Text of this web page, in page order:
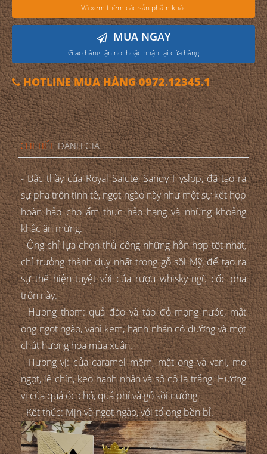
Và xem thêm các sản phẩm khác
MUA NGAY
Giao hàng tận nơi hoặc nhận tại cửa hàng
HOTLINE MUA HÀNG 0972.12345.1
CHI TIẾT ĐÁNH GIÁ
- Bậc thầy của Royal Salute, Sandy Hyslop, đã tạo ra
sự pha trộn tinh tê, ngọt ngào này như một sự kết họp
hoàn hảo cho ẩm thực hảo hạng và những khoảng
khắc ăn mừng.
- Ông chỉ lựa chọn thủ công những hỗn hợp tốt nhất,
chỉ trưởng thành duy nhất trong gỗ sồi Mỹ, để tạo ra
sự thể hiện tuyệt vời của rượu whisky ngũ cốc pha
trộn này.
- Hương thơm: quả đào và táo đỏ mọng nước, mật
ong ngọt ngào, vani kem, hạnh nhân có đường và một
chút hương hoa mùa xuân.
- Hương vị: của caramel mềm, mật ong và vani, mơ
ngọt, lê chín, kẹo hạnh nhân và sô cô la trắng. Hương
vị của quả óc chó, quả phỉ và gỗ sồi nướng.
- Kết thúc: Mịn và ngọt ngào, với tổ ong bền bỉ.